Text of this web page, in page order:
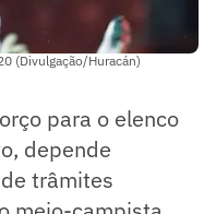
(Divulgação/Huracán)
para o elenco
depende
trâmites